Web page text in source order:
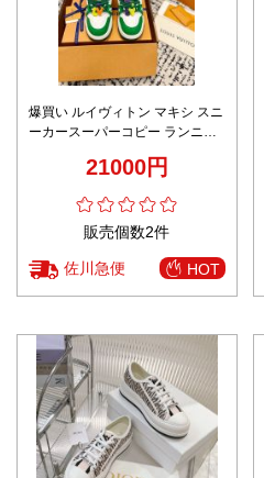
爆買い ルイヴィトン マキシ スニ
ーカースーパーコピー ランニン
やすい グリーン21000円
販売個数2件
佐川急便 HOT